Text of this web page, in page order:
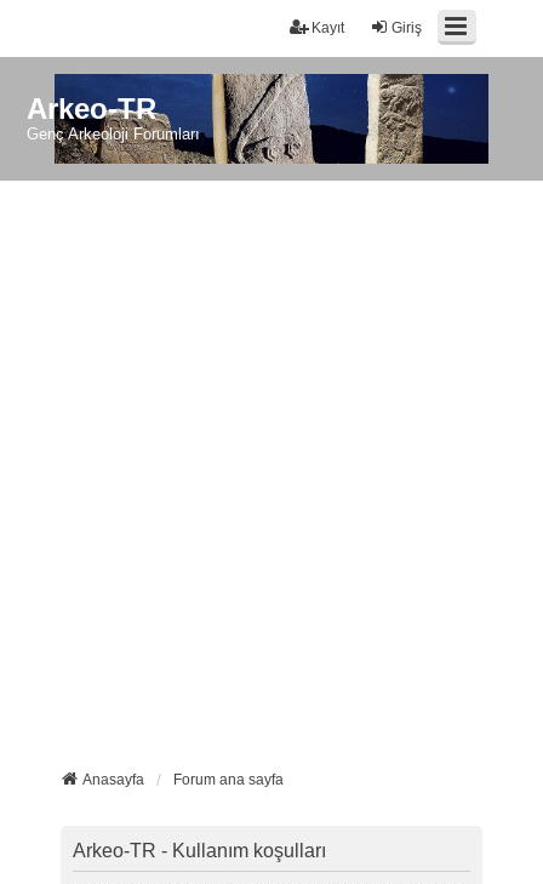
Giriş
Kayıt
Arkeo-TR
Genç Arkeoloji Forumları
Anasayfa Forum ana sayfa
Arkeo-TR - Kullanım koşulları